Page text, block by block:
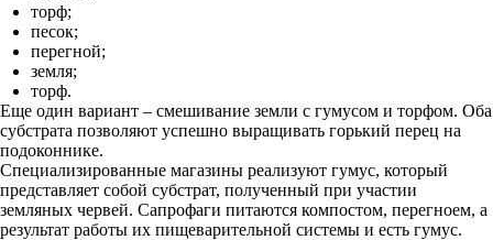
торф;
песок;
перегной;
земля;
торф.
Еще один вариант – смешивание земли с гумусом и торфом. Оба
субстрата позволяют успешно выращивать горький перец на
подоконнике.
Специализированные магазины реализуют гумус, который
представляет собой субстрат, полученный при участии
земляных червей. Сапрофаги питаются компостом, перегноем, а
результат работы их пищеварительной системы и есть гумус.